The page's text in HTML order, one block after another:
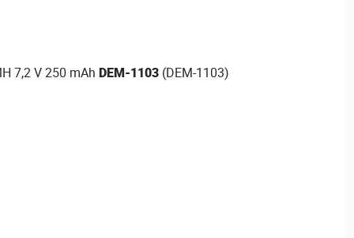
7,2 V 250 mAh DEM-1103(DEM-1103)